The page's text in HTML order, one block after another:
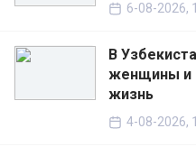
6-08-2026,
В
женщины и
жизнь
4-08-2026,